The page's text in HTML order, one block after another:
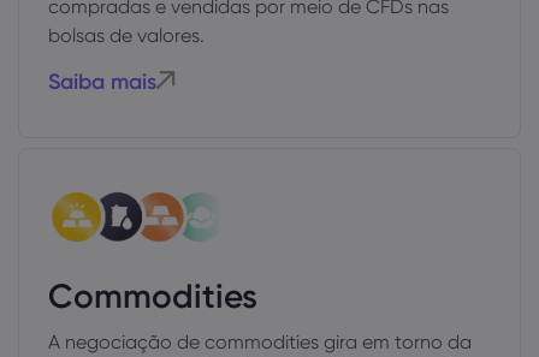
compradas e vendidas por meio de CFDs nas
bolsas de valores.
Saiba mais
Commodities
A negociação de commodities gira em torno da